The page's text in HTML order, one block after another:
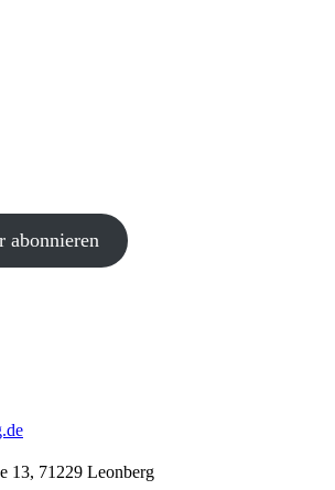
abonnieren
13, 71229 Leonberg